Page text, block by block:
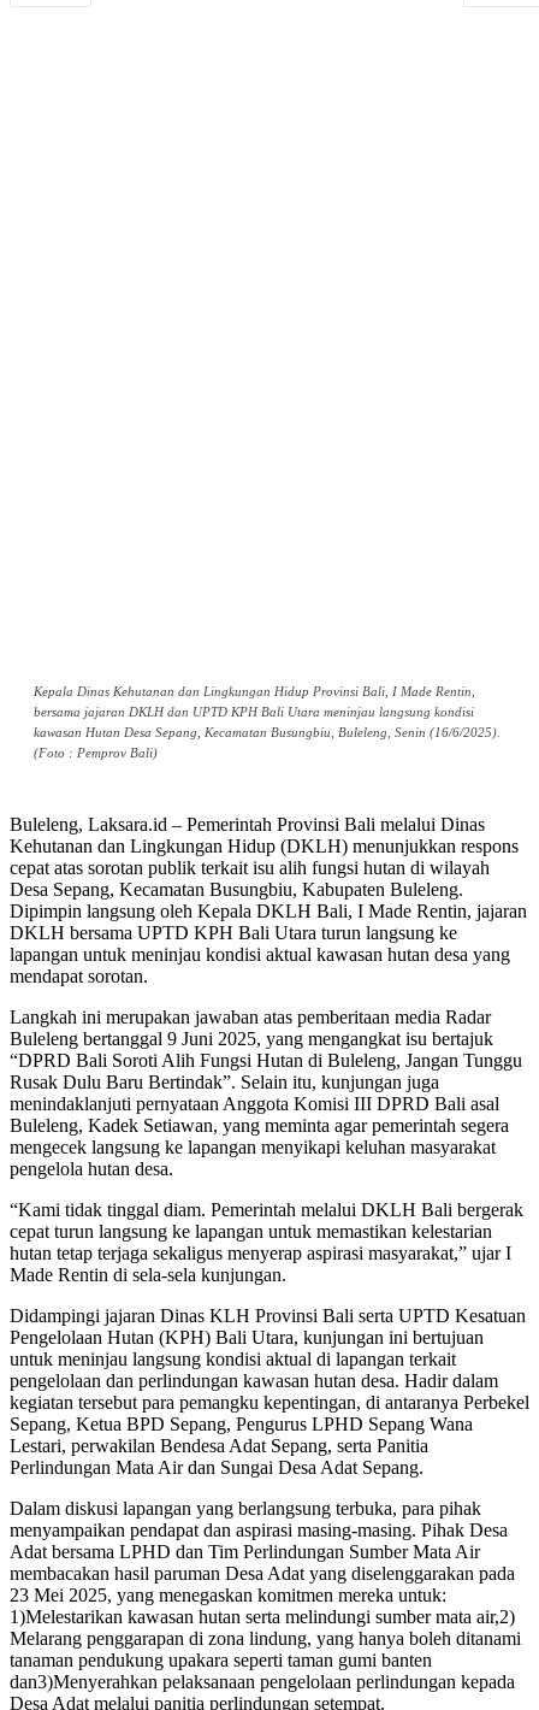
Kepala Dinas Kehutanan dan Lingkungan Hidup Provinsi Bali, I Made Rentin,
bersama jajaran DKLH dan UPTD KPH Bali Utara meninjau langsung kondisi
kawasan Hutan Desa Sepang, Kecamatan Busungbiu, Buleleng, Senin (16/6/2025).
(Foto : Pemprov Bali)
Buleleng, Laksara.id – Pemerintah Provinsi Bali melalui Dinas
Kehutanan dan Lingkungan Hidup (DKLH) menunjukkan respons
cepat atas sorotan publik terkait isu alih fungsi hutan di wilayah
Desa Sepang, Kecamatan Busungbiu, Kabupaten Buleleng.
Dipimpin langsung oleh Kepala DKLH Bali, I Made Rentin, jajaran
DKLH bersama UPTD KPH Bali Utara turun langsung ke
lapangan untuk meninjau kondisi aktual kawasan hutan desa yang
mendapat sorotan.
Langkah ini merupakan jawaban atas pemberitaan media Radar
Buleleng bertanggal 9 Juni 2025, yang mengangkat isu bertajuk
“DPRD Bali Soroti Alih Fungsi Hutan di Buleleng, Jangan Tunggu
Rusak Dulu Baru Bertindak”. Selain itu, kunjungan juga
menindaklanjuti pernyataan Anggota Komisi III DPRD Bali asal
Buleleng, Kadek Setiawan, yang meminta agar pemerintah segera
mengecek langsung ke lapangan menyikapi keluhan masyarakat
pengelola hutan desa.
“Kami tidak tinggal diam. Pemerintah melalui DKLH Bali bergerak
cepat turun langsung ke lapangan untuk memastikan kelestarian
hutan tetap terjaga sekaligus menyerap aspirasi masyarakat,” ujar I
Made Rentin di sela-sela kunjungan.
Didampingi jajaran Dinas KLH Provinsi Bali serta UPTD Kesatuan
Pengelolaan Hutan (KPH) Bali Utara, kunjungan ini bertujuan
untuk meninjau langsung kondisi aktual di lapangan terkait
pengelolaan dan perlindungan kawasan hutan desa. Hadir dalam
kegiatan tersebut para pemangku kepentingan, di antaranya Perbekel
Sepang, Ketua BPD Sepang, Pengurus LPHD Sepang Wana
Lestari, perwakilan Bendesa Adat Sepang, serta Panitia
Perlindungan Mata Air dan Sungai Desa Adat Sepang.
Dalam diskusi lapangan yang berlangsung terbuka, para pihak
menyampaikan pendapat dan aspirasi masing-masing. Pihak Desa
Adat bersama LPHD dan Tim Perlindungan Sumber Mata Air
membacakan hasil paruman Desa Adat yang diselenggarakan pada
23 Mei 2025, yang menegaskan komitmen mereka untuk:
1)Melestarikan kawasan hutan serta melindungi sumber mata air,2)
Melarang penggarapan di zona lindung, yang hanya boleh ditanami
tanaman pendukung upakara seperti taman gumi banten
dan3)Menyerahkan pelaksanaan pengelolaan perlindungan kepada
Desa Adat melalui panitia perlindungan setempat.